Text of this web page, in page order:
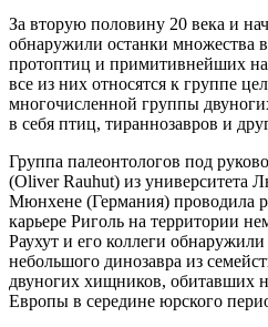
За вторую половину 20 века и
обнаружили останки множества
протоптиц и примитивнейших
все из них относятся к группе
многочисленной группы
в себя птиц, тираннозавров и
Группа палеонтологов под
(Oliver Rauhut) из университета
Мюнхене (Германия) проводила
карьере Риголь на территории
Раухут и его коллеги
небольшого динозавра из
двуногих хищников, обитавших
Европы в середине юрского